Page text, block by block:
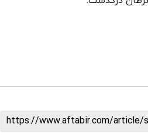
https://www.aftabir.com/article/